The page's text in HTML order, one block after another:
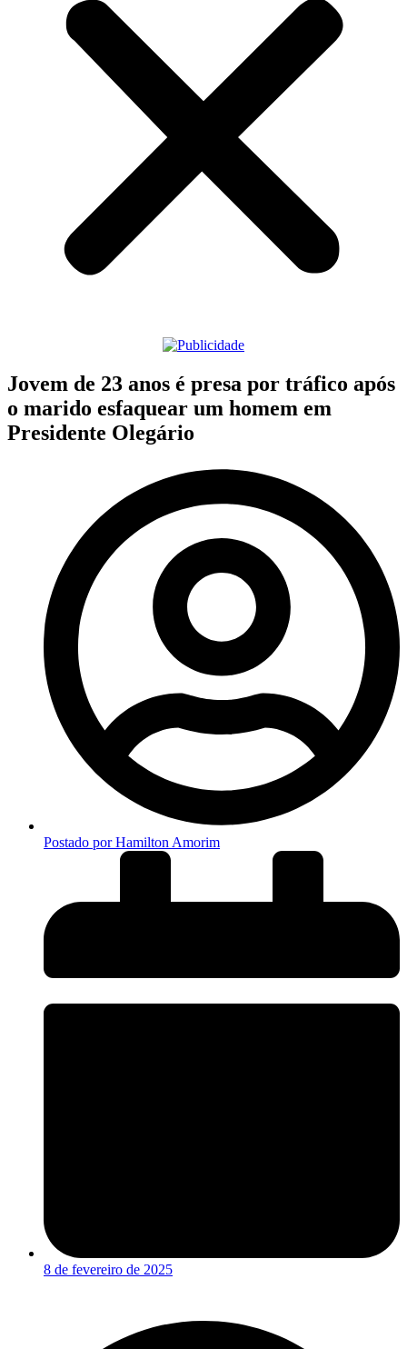
Jovem de 23 anos é presa por tráfico após
o marido esfaquear um homem em
Presidente Olegário
Postado porHamilton Amorim
8 de fevereiro de 2025